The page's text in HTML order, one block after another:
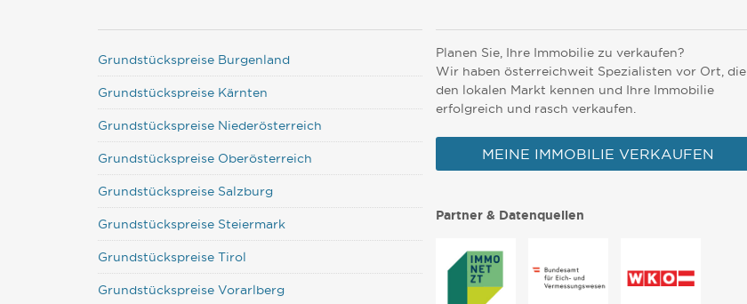
Grundstückspreise Burgenland
Grundstückspreise Kärnten
Grundstückspreise Niederösterreich
Grundstückspreise Oberösterreich
Grundstückspreise Salzburg
Grundstückspreise Steiermark
Grundstückspreise Tirol
Grundstückspreise Vorarlberg
Planen Sie, Ihre Immobilie zu verkaufen?
Wir haben österreichweit Spezialisten vor Ort, die
den lokalen Markt kennen und Ihre Immobilie
erfolgreich und rasch verkaufen.
MEINE IMMOBILIE VERKAUFEN
Partner & Datenquellen